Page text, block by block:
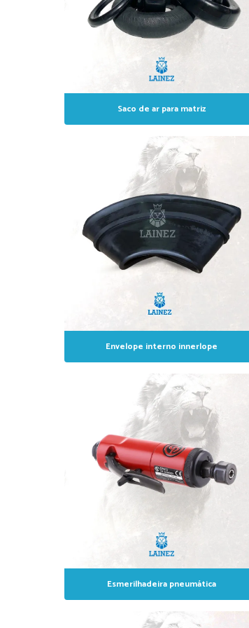
Saco de ar para matriz
Envelope interno innerlope
Esmerilhadeira pneumática